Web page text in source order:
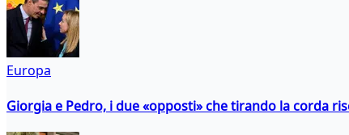
Europa
Giorgia e Pedro, i due «opposti» che tirando la corda